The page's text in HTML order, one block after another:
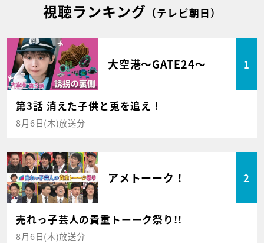
視聴ランキング （テレビ朝日）
大空港～GATE24～ 1
第3話 消えた子供と兎を追え！
8月6日(木)放送分
アメトーーク！ 2
売れっ子芸人の貴重トーーク祭り!!
8月6日(木)放送分